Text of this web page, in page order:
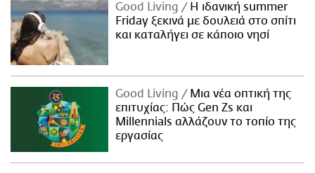
Good Living
Η ιδανική summer
Friday ξεκινά με δουλειά στο σπίτι
και καταλήγει σε κάποιο νησί
Good Living
Μια νέα οπτική της
επιτυχίας: Πώς Gen Zs και
Millennials αλλάζουν το τοπίο της
εργασίας